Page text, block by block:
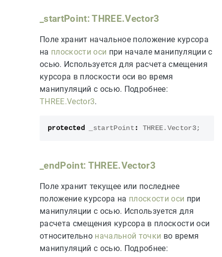
_startPoint: THREE.Vector3
Поле хранит начальное положение курсора
на плоскости оси при начале манипуляции с
осью. Используется для расчета смещения
курсора в плоскости оси во время
манипуляций с осью. Подробнее:
THREE.Vector3.
protected _startPoint : THREE . Vector3;
_endPoint: THREE.Vector3
Поле хранит текущее или последнее
положение курсора на плоскости оси при
манипуляции с осью. Используется для
расчета смещения курсора в плоскости оси
относительно начальной точки во время
манипуляций с осью. Подробнее: